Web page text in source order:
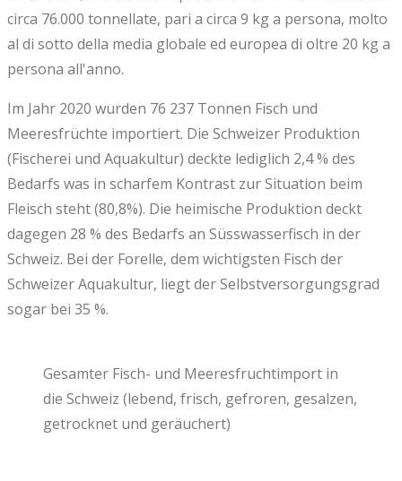
circa 76.000 tonnellate, pari a circa 9 kg a persona, molto
al di sotto della media globale ed europea di oltre 20 kg a
persona all'anno.
Im Jahr 2020 wurden 76 237 Tonnen Fisch und
Meeresfrüchte importiert. Die Schweizer Produktion
(Fischerei und Aquakultur) deckte lediglich 2,4 % des
Bedarfs was in scharfem Kontrast zur Situation beim
Fleisch steht (80,8%). Die heimische Produktion deckt
dagegen 28 % des Bedarfs an Süsswasserfisch in der
Schweiz. Bei der Forelle, dem wichtigsten Fisch der
Schweizer Aquakultur, liegt der Selbstversorgungsgrad
sogar bei 35 %.
Gesamter Fisch- und Meeresfruchtimport in
die Schweiz (lebend, frisch, gefroren, gesalzen,
getrocknet und geräuchert)